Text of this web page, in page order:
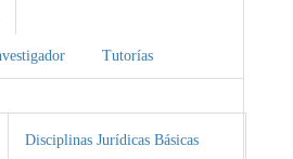
Tutorías
Disciplinas Jurídicas Básicas